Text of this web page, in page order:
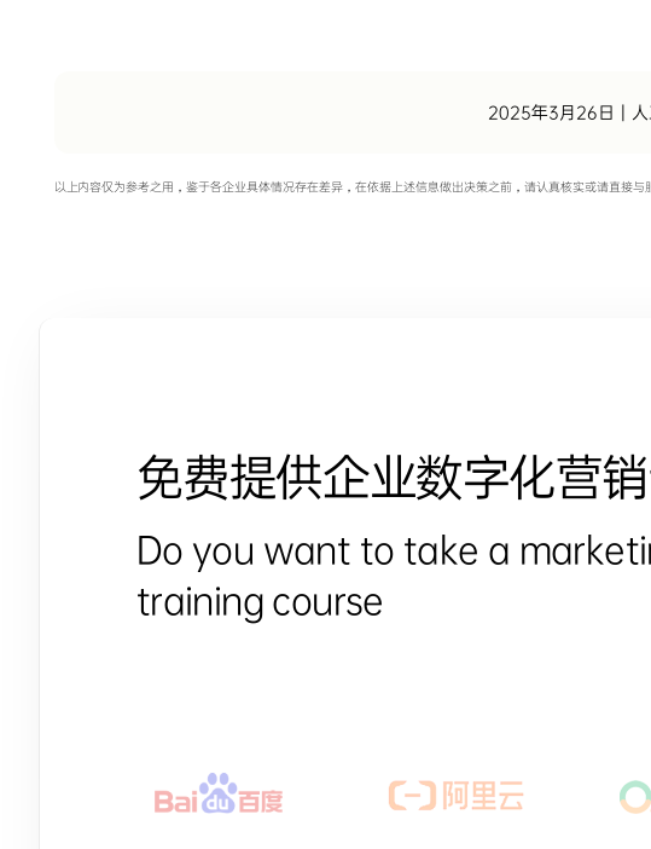
2025年3月26日
以上内容仅为参考之用，鉴于各企业具体情况存在差异，在依据上述信息做出决策之前，请认真核实或请直接
免费提供企业数字化营
Do you want to take a
training course